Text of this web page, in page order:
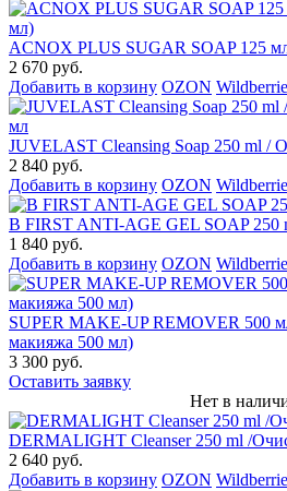
ACNOX PLUS SUGAR SOAP 125
2 670 руб.
Добавить в корзину OZON
JUVELAST Cleansing Soap 250 ml
2 840 руб.
Добавить в корзину OZON
B FIRST ANTI-AGE GEL SOAP 250
1 840 руб.
Добавить в корзину OZON
SUPER MAKE-UP REMOVER 500
макияжа 500 мл)
3 300 руб.
Оставить заявку
Нет в
DERMALIGHT Cleanser 250 ml /
2 640 руб.
Добавить в корзину OZON